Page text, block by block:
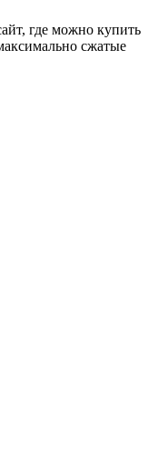
где можно купить
сжатые